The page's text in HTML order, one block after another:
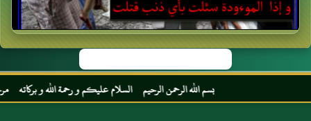
بسم الله الرحمن الرحيم السلام عليكم و رحمة الله و بركاته مرحبا